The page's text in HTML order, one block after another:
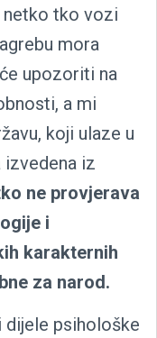
netko tko vozi
mora
upozoriti na
a mi
koji ulaze u
izvedena iz
ne provjerava
i
karakternih
za narod.
dijele psihološke